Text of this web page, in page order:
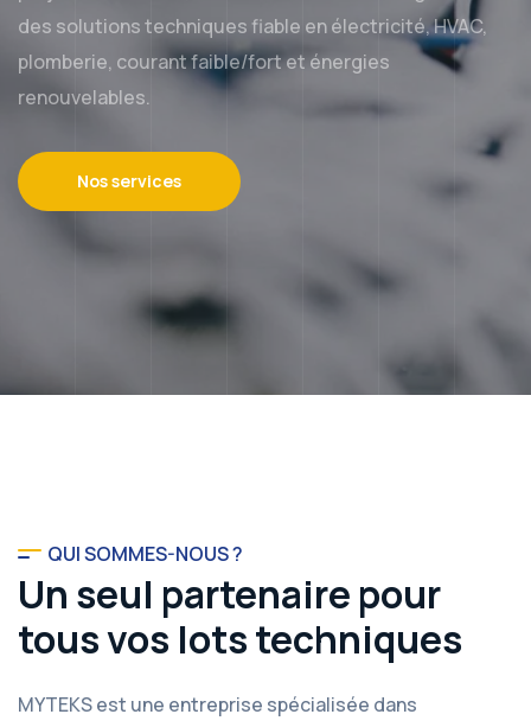
des solutions techniques fiable en électricité, HVAC,
plomberie, courant faible/fort et énergies
renouvelables.
Nos services
QUI SOMMES-NOUS ?
Un seul partenaire pour
tous vos lots techniques
MYTEKS est une entreprise spécialisée dans